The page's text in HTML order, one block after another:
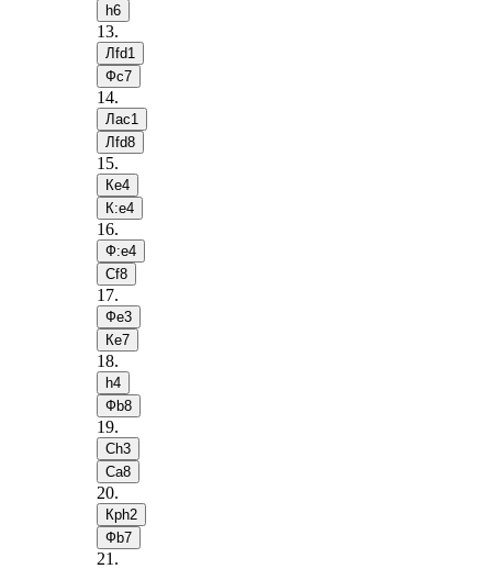
h6
13.
Лfd1
Фc7
14.
Лac1
Лfd8
15.
Кe4
К:e4
16.
Ф:e4
Сf8
17.
Фe3
Кe7
18.
h4
Фb8
19.
Сh3
Сa8
20.
Крh2
Фb7
21 .